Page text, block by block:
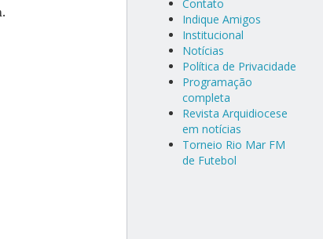
Contato
Indique Amigos
Institucional
Notícias
Política de Privacidade
Programação
completa
Revista Arquidiocese
em notícias
Torneio Rio Mar FM
de Futebol